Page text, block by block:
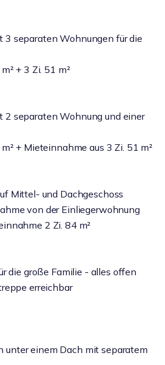
3 separaten Wohnungen für die
+ 3 Zi. 51 m²
2 separaten Wohnung und einer
+ Mieteinnahme aus 3 Zi. 51 m²
Mittel- und Dachgeschoss
von der Einliegerwohnung
2 Zi. 84 m²
die große Familie - alles offen
erreichbar
unter einem Dach mit separatem